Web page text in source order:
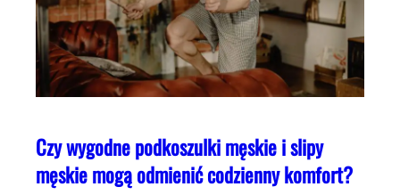
Czy wygodne podkoszulki męskie i slipy
męskie mogą odmienić codzienny komfort?